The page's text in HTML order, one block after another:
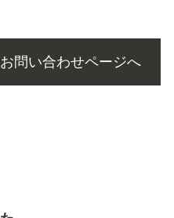
問い合わせページへ